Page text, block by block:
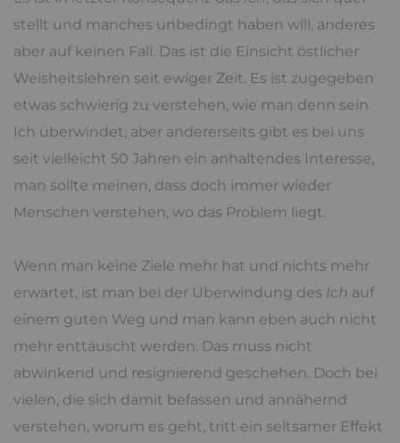
stellt und manches unbedingt haben will, anderes
aber auf keinen Fall. Das ist die Einsicht östlicher
Weisheitslehren seit ewiger Zeit. Es ist zugegeben
etwas schwierig zu verstehen, wie man denn sein
Ich überwindet, aber andererseits gibt es bei uns
seit vielleicht 50 Jahren ein anhaltendes Interesse,
man sollte meinen, dass doch immer wieder
Menschen verstehen, wo das Problem liegt.
Wenn man keine Ziele mehr hat und nichts mehr
erwartet, ist man bei der Überwindung des Ich auf
einem guten Weg und man kann eben auch nicht
mehr enttäuscht werden. Das muss nicht
abwinkend und resignierend geschehen. Doch bei
vielen, die sich damit befassen und annähernd
verstehen, worum es geht, tritt ein seltsamer Effekt